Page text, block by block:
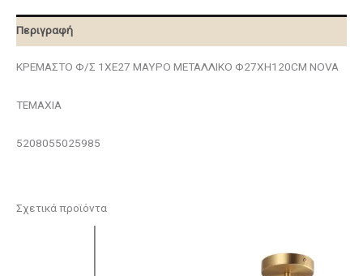
Περιγραφή
ΚΡΕΜΑΣΤΟ Φ/Σ 1ΧΕ27 ΜΑΥΡΟ ΜΕΤΑΛΛΙΚΟ Φ27ΧΗ120CM NOVA
ΤΕΜΑΧΙΑ
5208055025985
Σχετικά προϊόντα